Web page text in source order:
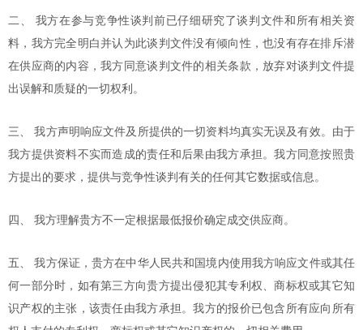
二、
我方在参与竞争性谈判前已仔细研究了谈判文件和所有相关资
料，我方完全明白并认为此谈判文件没有倾向性，也没有存在排斥潜
在供应商的内容，我方同意谈判文件的相关条款，放弃对谈判文件提
出误解和质疑的一切权利。
三、
我方声明响应文件及所提供的一切资料均真实无误及有效。由于
我方提供资料不实而造成的责任和后果由我方承担。我方同意按照贵
方提出的要求，提供与竞争性谈判有关的任何其它数据或信息。
四、 我方理解贵方不一定根据最低报价确定成交供应商。
五、
我方保证，贵方在中华人民共和国境内使用我方响应文件或其任
何一部分时，如有第三方向贵方提出侵犯其专利权、商标权或其它知
识产权的主张，该责任由我方承担。我方的报价已包含所有应向所有